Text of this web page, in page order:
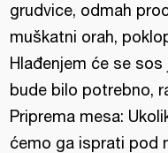
grudvice, odmah
muškatni orah,
Hlađenjem će se
bude bilo potrebno,
Priprema mesa:
ćemo ga isprati pod